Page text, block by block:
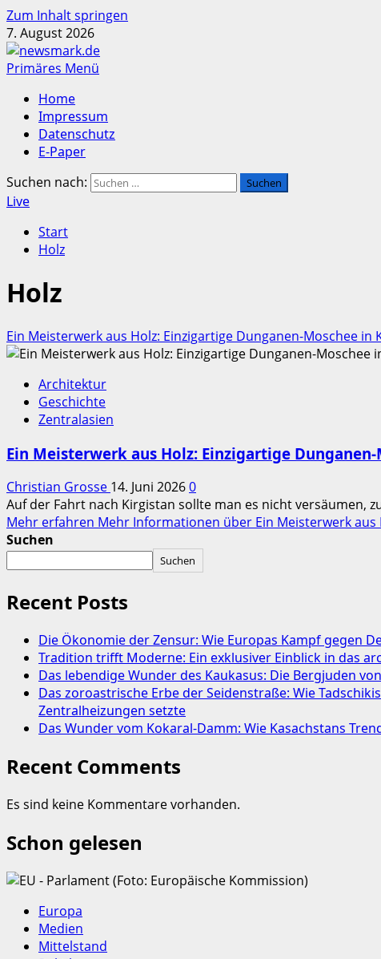
Zum Inhalt springen
7. August 2026
Primäres Menü
Home
Impressum
Datenschutz
E-Paper
Suchen nach:
Live
Start
Holz
Holz
Ein Meisterwerk aus Holz: Einzigartige Dunganen-Moschee in
Architektur
Geschichte
Zentralasien
Ein Meisterwerk aus Holz: Einzigartige
Christian Grosse 14. Juni 20260
Auf der Fahrt nach Kirgistan sollte man es nicht versäumen,
Mehr erfahren Mehr Informationen über Ein Meisterwerk aus
Suchen
Suchen
Recent Posts
Die Ökonomie der Zensur: Wie Europas Kampf gegen
Tradition trifft Moderne: Ein exklusiver Einblick in das
Das lebendige Wunder des Kaukasus: Die Bergjuden
Das zoroastrische Erbe der Seidenstraße: Wie
Zentralheizungen setzte
Das Wunder vom Kokaral-Damm: Wie Kasachstans
Recent Comments
Es sind keine Kommentare vorhanden.
Schon gelesen
Europa
Medien
Mittelstand